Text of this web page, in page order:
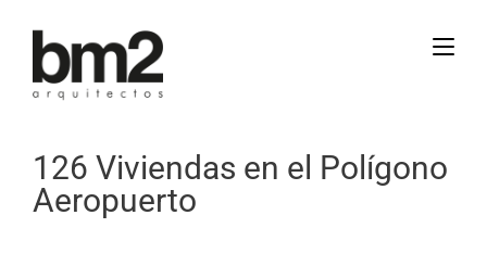
126 Viviendas en el Polígono
Aeropuerto